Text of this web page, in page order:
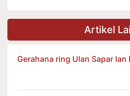
Artikel
Gerahana ring Ulan Sapar lan